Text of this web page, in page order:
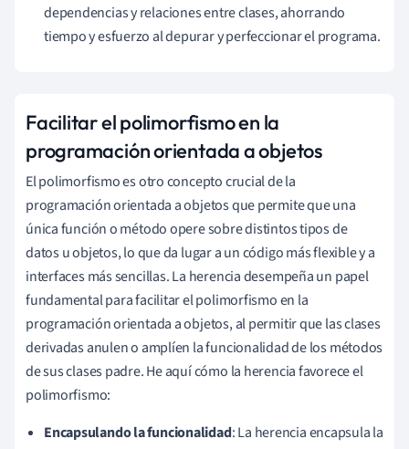
dependencias y relaciones entre clases, ahorrando
tiempo y esfuerzo al depurar y perfeccionar el programa.
Facilitar el polimorfismo en la
programación orientada a objetos
El polimorfismo es otro concepto crucial de la
programación orientada a objetos que permite que una
única función o método opere sobre distintos tipos de
datos u objetos, lo que da lugar a un código más flexible y a
interfaces más sencillas. La herencia desempeña un papel
fundamental para facilitar el polimorfismo en la
programación orientada a objetos, al permitir que las clases
derivadas anulen o amplíen la funcionalidad de los métodos
de sus clases padre. He aquí cómo la herencia favorece el
polimorfismo:
Encapsulando la funcionalidad: La herencia encapsula la